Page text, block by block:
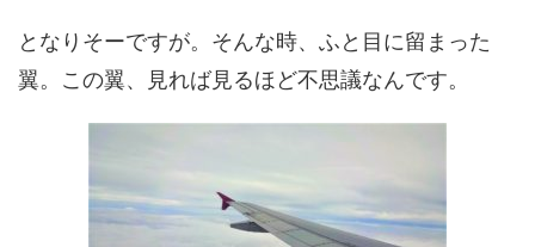
となりそーですが。そんな時、ふと目に留まった
翼。この翼、見れば見るほど不思議なんです。